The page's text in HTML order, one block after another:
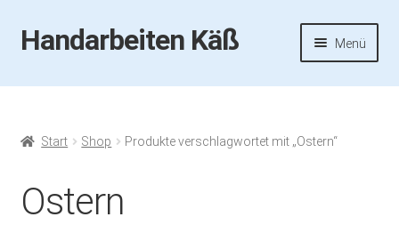
Zur
Navigation
Zum
Inhalt
Handarbeiten Käß Menü
Startseite
Aktuelles
Start Shop Produkte verschlagwortet mit „Ostern“
Ostern